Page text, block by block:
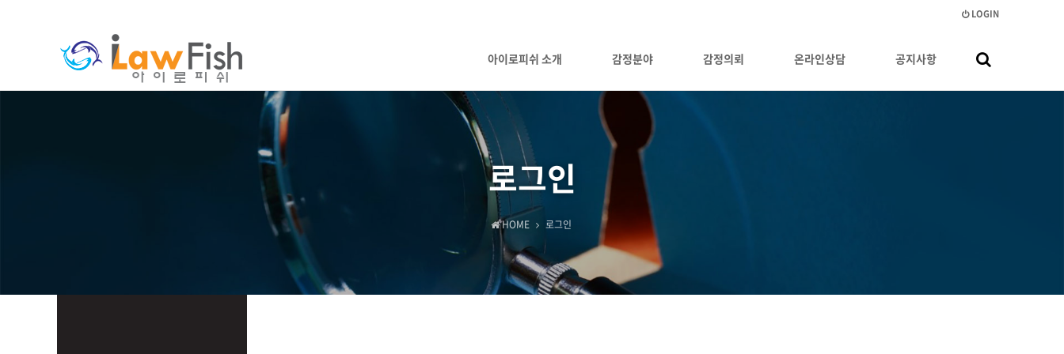
LOGIN
아이로피쉬 소개 감정분야 감정의뢰 온라인상담
하위분류
공지사항
로그인
HOME 로그인